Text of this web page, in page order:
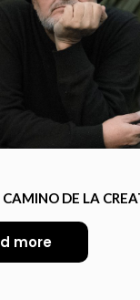
CAMINO DE LA
more